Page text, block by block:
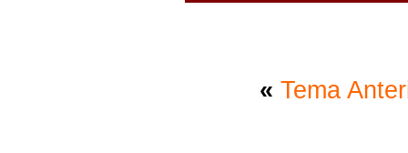
« Tema